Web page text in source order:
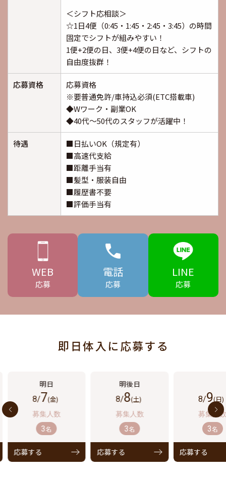
＜シフト応相談＞
☆1日4便（0:45・1:45・2:45・3:45）の時間
固定でシフトが組みやすい！
1便+2便の日、3便+4便の日など、シフトの
自由度抜群！
応募資格
応募資格
※要普通免許/車持込必須(ETC搭載車)
◆Wワーク・副業OK
◆40代～50代のスタッフが活躍中！
待遇
■日払いOK（規定有）
■高速代支給
■距離手当有
■髪型・服装自由
■履歴書不要
■評価手当有
WEB
応募
電話
応募
LINE
応募
即日体入に応募する
8/7(金)
3名
応募する
8/8(土)
3名
応募する
8/9(日)
3名
応募する